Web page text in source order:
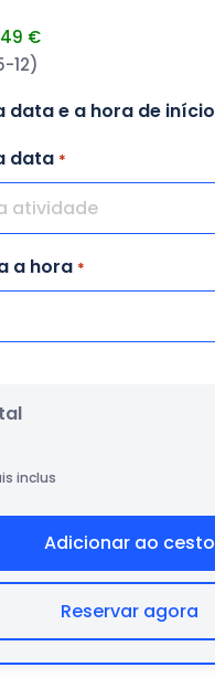
€
12)
data e a hora de início
data *
barra AAAA
a hora *
inclus
Adicionar ao cesto
Reservar agora